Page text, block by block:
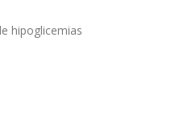
hipoglicemias